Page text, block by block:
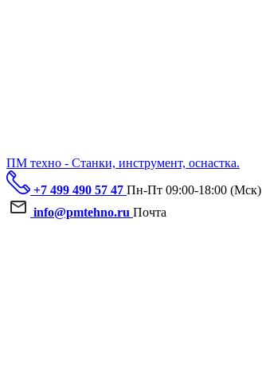
ПМ техно - Станки, инструмент, оснастка.
+7 499 490 57 47 Пн-Пт 09:00-18:00 (Мск)
info@pmtehno.ru Почта